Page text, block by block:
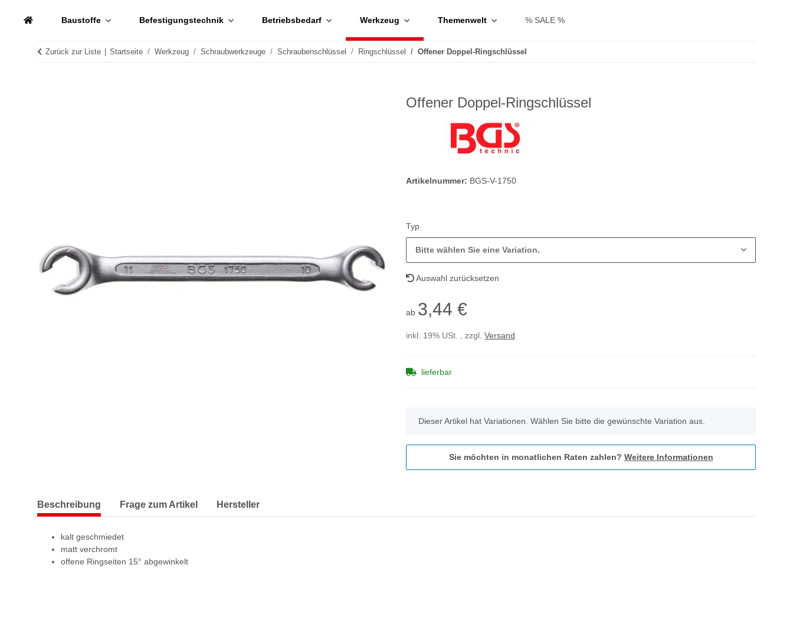
Baustoffe Befestigungstechnik Betriebsbedarf Werkzeug Themenwelt % SALE %
Zurück zur Liste Startseite Werkzeug Schraubwerkzeuge Schraubenschlüssel Ringschlüssel Offener Doppel-Ringschlüssel
Offener Doppel-Ringschlüssel
Artikelnummer: BGS-V-1750
Typ
Bitte wählen Sie eine Variation.
Auswahl zurücksetzen
ab 3,44 €
inkl. 19% USt. , zzgl. Versand
lieferbar
x
Dieser Artikel hat Variationen. Wählen Sie bitte die gewünschte Variation aus.
Sie möchten in monatlichen Raten zahlen? Weitere Informationen
Beschreibung Frage zum Artikel Hersteller
kalt geschmiedet
matt verchromt
offene Ringseiten 15° abgewinkelt